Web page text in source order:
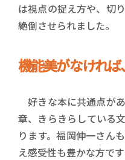
は視点の捉え方や、切
絶倒させられました。
機能美がなけれ
好きな本に共通点が
章、きらきらしている
ります。福岡伸一さん
え感受性も豊かな方です